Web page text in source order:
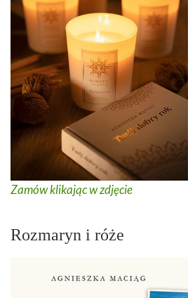
Zamów klikając w zdjęcie
Rozmaryn i róże